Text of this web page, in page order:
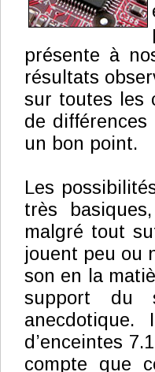
présente à
résultats
sur toutes les
de
un bon point.
Les
très
malgré tout
jouent peu ou
son en la
support du
d’enceintes
compte que